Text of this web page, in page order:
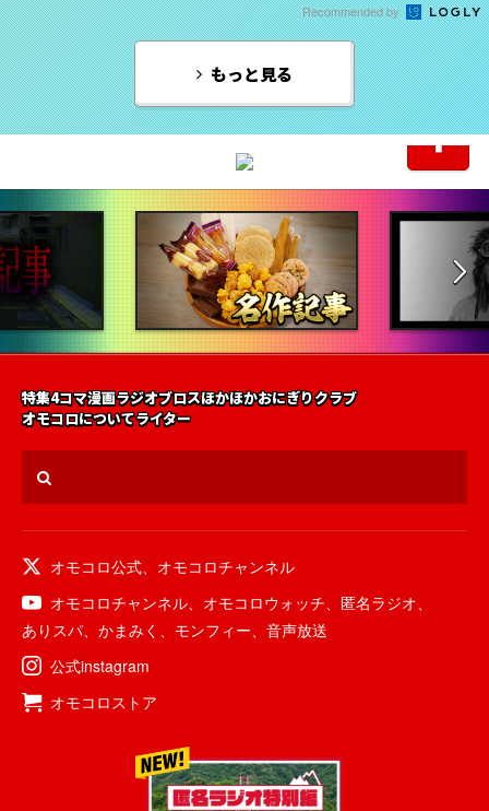
Recommended by
もっと見る
特集4コマ漫画ラジオブロスほかほかおにぎりクラブ
オモコロについてライター
オモコロ公式
オモコロチャンネル
オモコロチャンネル
オモコロウォッチ 匿名ラジオ
ありスパ
かまみく モンフィー
音声放送
公式instagram
オモコロストア